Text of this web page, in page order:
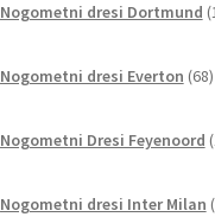
Nogometni dresi Dortmund
Nogometni dresi Everton 68
Nogometni Dresi Feyenoord
Nogometni dresi Inter Milan